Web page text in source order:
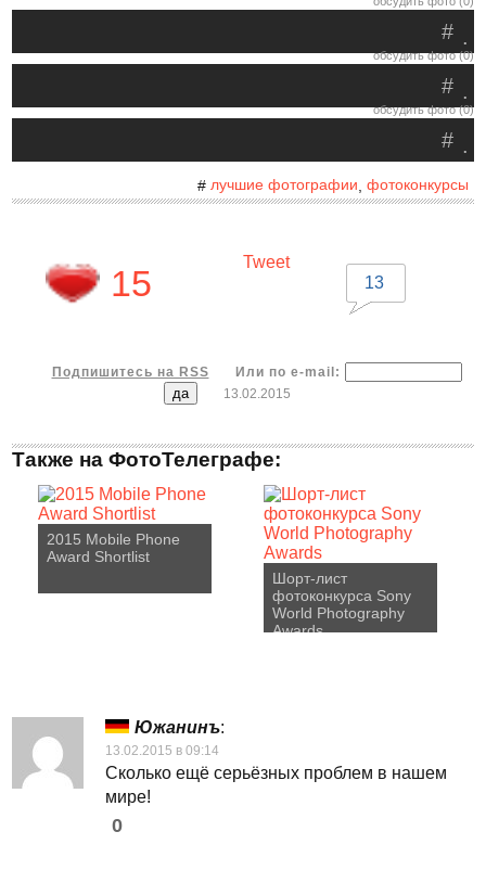
.
#
обсудить фото (0)
.
#
обсудить фото (0)
.
#
# лучшие фотографии фотоконкурсы
15
Tweet
13
Подпишитесь на RSS
Или по e-mail:
13.02.2015
Также на ФотоТелеграфе:
2015 Mobile Phone
Award Shortlist
Шорт-лист
фотоконкурса Sony
World Photography
Awards
Южанинъ:
13.02.2015 в 09:14
Сколько ещё серьёзных проблем в нашем
мире!
0